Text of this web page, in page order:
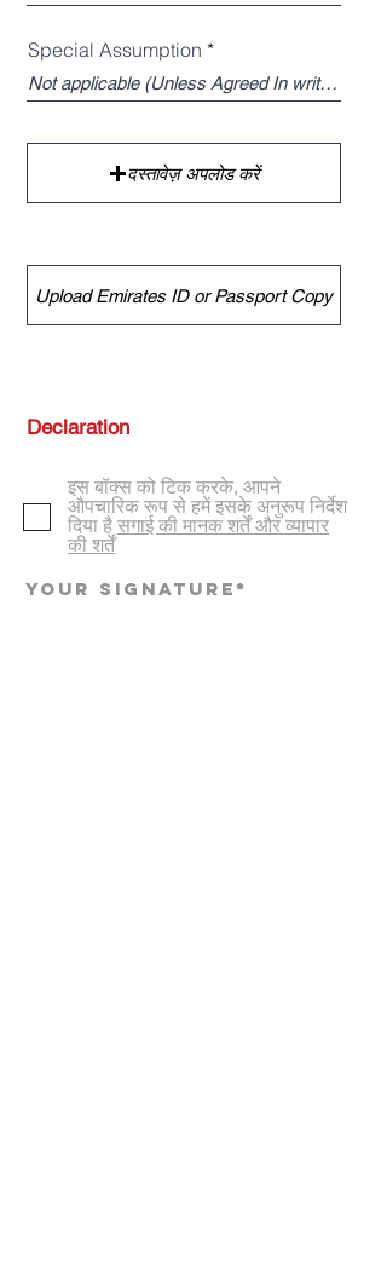
Special Assumption
दस्तावेज़ अपलोड करें
Upload Emirates ID or Passport Copy
इस बॉक्स को टिक करके, आपने
औपचारिक रूप से हमें इसके अनुरूप निर्देश
दिया है सगाई की मानक शर्तें और व्यापार
की शर्तें
Your Signature